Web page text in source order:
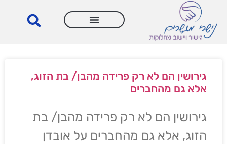
גירושין הם לא רק פרידה מהבן/ בת הזוג,
אלא גם מהחברים
גירושין הם לא רק פרידה מהבן/ בת
הזוג, אלא גם מהחברים על אובדן